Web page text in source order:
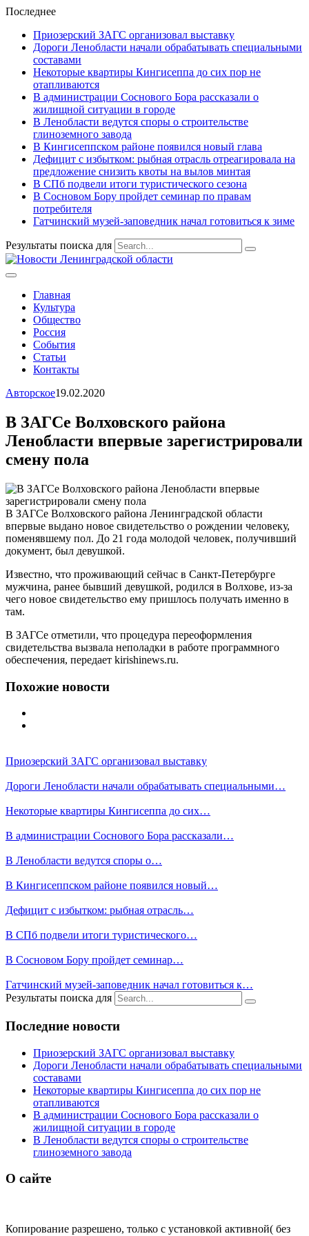
Последнее
Приозерский ЗАГС организовал выставку
Дороги Ленобласти начали обрабатывать специальными
составами
Некоторые квартиры Кингисеппа до сих пор не
отапливаются
В администрации Соснового Бора рассказали о
жилищной ситуации в городе
В Ленобласти ведутся споры о строительстве
глиноземного завода
В Кингисеппском районе появился новый глава
Дефицит с избытком: рыбная отрасль отреагировала на
предложение снизить квоты на вылов минтая
В СПб подвели итоги туристического сезона
В Сосновом Бору пройдет семинар по правам
потребителя
Гатчинский музей-заповедник начал готовиться к зиме
Результаты поиска для
Главная
Культура
Общество
Россия
События
Статьи
Контакты
Авторское19.02.2020
В ЗАГСе Волховского района
Ленобласти впервые зарегистрировали
смену пола
В ЗАГСе Волховского района Ленинградской области
впервые выдано новое свидетельство о рождении человеку,
поменявшему пол. До 21 года молодой человек, получивший
документ, был девушкой.
Известно, что проживающий сейчас в Санкт-Петербурге
мужчина, ранее бывший девушкой, родился в Волхове, из-за
чего новое свидетельство ему пришлось получать именно в
там.
В ЗАГСе отметили, что процедура переоформления
свидетельства вызвала неполадки в работе программного
обеспечения, передает kirishinews.ru.
Похожие новости
Приозерский ЗАГС организовал выставку
Дороги Ленобласти начали обрабатывать специальными…
Некоторые квартиры Кингисеппа до сих…
В администрации Соснового Бора рассказали…
В Ленобласти ведутся споры о…
В Кингисеппском районе появился новый…
Дефицит с избытком: рыбная отрасль…
В СПб подвели итоги туристического…
В Сосновом Бору пройдет семинар…
Гатчинский музей-заповедник начал готовиться к…
Результаты поиска для
Последние новости
Приозерский ЗАГС организовал выставку
Дороги Ленобласти начали обрабатывать специальными
составами
Некоторые квартиры Кингисеппа до сих пор не
отапливаются
В администрации Соснового Бора рассказали о
жилищной ситуации в городе
В Ленобласти ведутся споры о строительстве
глиноземного завода
О сайте
Копирование разрешено, только с установкой активной( без